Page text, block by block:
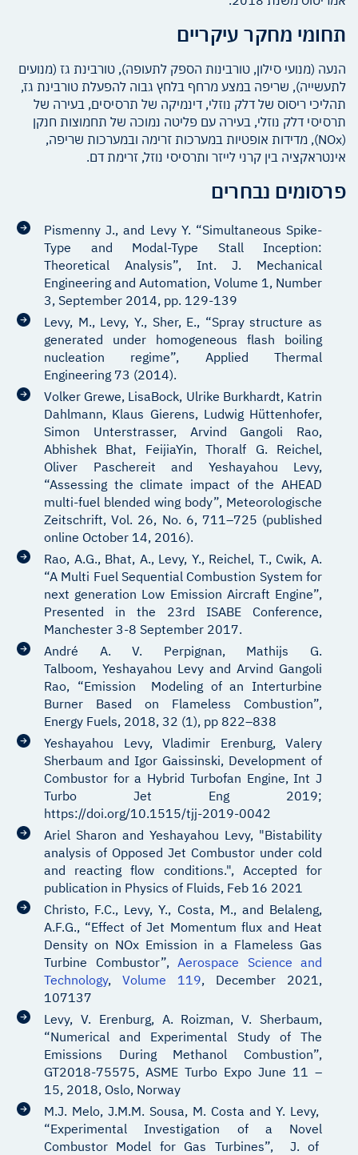
תחומי מחקר עיקריים
הנעה (מנועי סילון, טורבינות הספק לתעופה), טורבינת גז (מנועים
לתעשייה), שריפה במצע מרחף בלחץ גבוה להפעלת טורבינת גז,
תהליכי ריסוס של דלק נוזלי, דינמיקה של תרסיסים, בעירה של
תרסיסי דלק נוזלי, בעירה עם פליטה נמוכה של תחמוצות חנקן
(NOx), מדידות אופטיות במערכות זרימה ובמערכות שריפה,
אינטראקציה בין קרני לייזר ותרסיסי נוזל, זרימת דם.
פרסומים נבחרים
Pismenny J., and Levy Y. “Simultaneous Spike-
Type and Modal-Type Stall Inception:
Theoretical Analysis”, Int. J. Mechanical
Engineering and Automation, Volume 1, Number
3, September 2014, pp. 129-139
Levy, M., Levy, Y., Sher, E., “Spray structure as
generated under homogeneous flash boiling
nucleation regime”, Applied Thermal
Engineering 73 (2014).
Volker Grewe, LisaBock, Ulrike Burkhardt, Katrin
Dahlmann, Klaus Gierens, Ludwig Hüttenhofer,
Simon Unterstrasser, Arvind Gangoli Rao,
Abhishek Bhat, FeijiaYin, Thoralf G. Reichel,
Oliver Paschereit and Yeshayahou Levy,
“Assessing the climate impact of the AHEAD
multi-fuel blended wing body”, Meteorologische
Zeitschrift, Vol. 26, No. 6, 711–725 (published
online October 14, 2016).
Rao, A.G., Bhat, A., Levy, Y., Reichel, T., Cwik, A.
“A Multi Fuel Sequential Combustion System for
next generation Low Emission Aircraft Engine”,
Presented in the 23rd ISABE Conference,
Manchester 3-8 September 2017.
André A. V. Perpignan, Mathijs G.
Talboom, Yeshayahou Levy and Arvind Gangoli
Rao, “Emission Modeling of an Interturbine
Burner Based on Flameless Combustion”,
Energy Fuels, 2018, 32 (1), pp 822–838
Yeshayahou Levy, Vladimir Erenburg, Valery
Sherbaum and Igor Gaissinski, Development of
Combustor for a Hybrid Turbofan Engine, Int J
Turbo Jet Eng 2019;
https://doi.org/10.1515/tjj-2019-0042
Ariel Sharon and Yeshayahou Levy, "Bistability
analysis of Opposed Jet Combustor under cold
and reacting flow conditions.", Accepted for
publication in Physics of Fluids, Feb 16 2021
Christo, F.C., Levy, Y., Costa, M., and Belaleng,
A.F.G., “Effect of Jet Momentum flux and Heat
Density on NOx Emission in a Flameless Gas
Turbine Combustor”, Aerospace Science and
Technology, Volume 119, December 2021,
107137
Levy, V. Erenburg, A. Roizman, V. Sherbaum,
“Numerical and Experimental Study of The
Emissions During Methanol Combustion”,
GT2018-75575, ASME Turbo Expo June 11 –
15, 2018, Oslo, Norway
M.J. Melo, J.M.M. Sousa, M. Costa and Y. Levy,
“Experimental Investigation of a Novel
Combustor Model for Gas Turbines”, J. of